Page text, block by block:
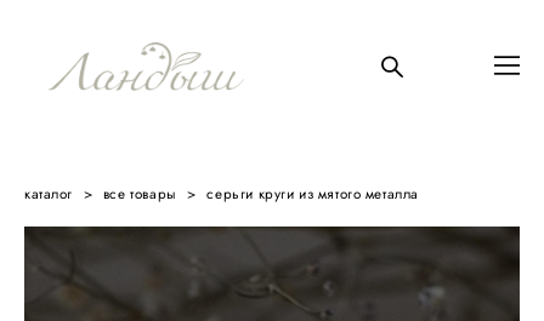
каталог > все товары > серьги круги из мятого металла